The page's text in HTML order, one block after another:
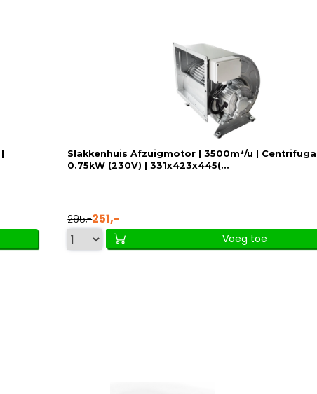
Slakkenhuis Afzuigmotor | 3500m³/u |
0.75kW (230V) | 331x423x445(...
295,-251,-
Voeg toe